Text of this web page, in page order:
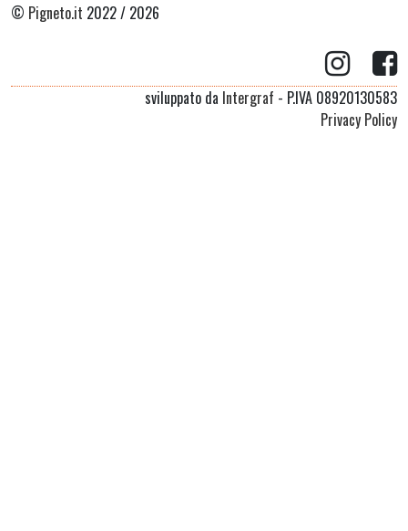
© Pigneto.it 2022 / 2026
sviluppato da Intergraf - P.IVA 08920130583
Privacy Policy